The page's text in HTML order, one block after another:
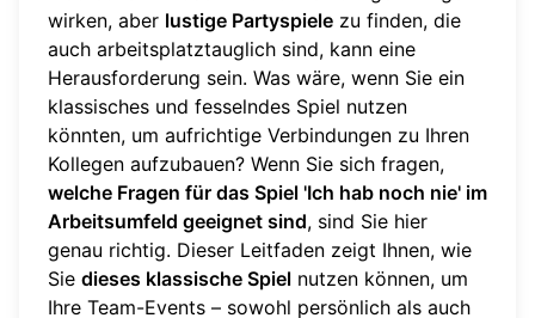
wirken, aber lustige Partyspiele zu finden, die
auch arbeitsplatztauglich sind, kann eine
Herausforderung sein. Was wäre, wenn Sie ein
klassisches und fesselndes Spiel nutzen
könnten, um aufrichtige Verbindungen zu Ihren
Kollegen aufzubauen? Wenn Sie sich fragen,
welche Fragen für das Spiel 'Ich hab noch nie' im
Arbeitsumfeld geeignet sind, sind Sie hier
genau richtig. Dieser Leitfaden zeigt Ihnen, wie
Sie dieses klassische Spiel nutzen können, um
Ihre Team-Events – sowohl persönlich als auch